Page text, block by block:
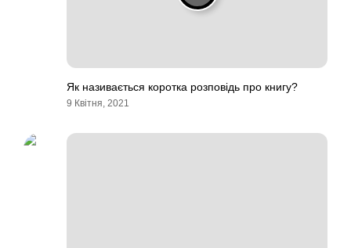
Як називається коротка розповідь про книгу?
9 Квітня, 2021